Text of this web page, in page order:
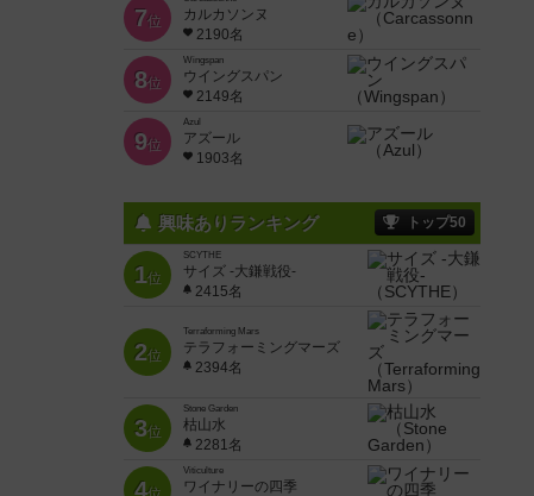
7位
カルカソンヌ
2190名
8位
Wingspan
ウイングスパン
2149名
9位
Azul
アズール
1903名
興味ありランキング トップ50
1位
SCYTHE
サイズ -大鎌戦役-
2415名
2位
Terraforming Mars
テラフォーミングマーズ
2394名
3位
Stone Garden
枯山水
2281名
4
Viticulture
ワイナリーの四季